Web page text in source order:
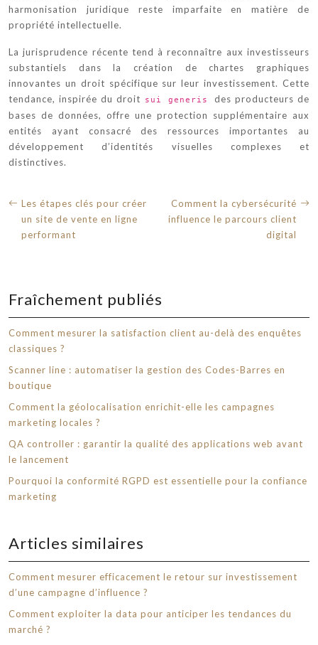
harmonisation juridique reste imparfaite en matière de
propriété intellectuelle.
La jurisprudence récente tend à reconnaître aux investisseurs
substantiels dans la création de chartes graphiques
innovantes un droit spécifique sur leur investissement. Cette
tendance, inspirée du droit sui generis des producteurs de
bases de données, offre une protection supplémentaire aux
entités ayant consacré des ressources importantes au
développement d’identités visuelles complexes et
distinctives.
Les étapes clés pour créer
un site de vente en ligne
performant
Comment la cybersécurité
influence le parcours client
digital
Fraîchement publiés
Comment mesurer la satisfaction client au-delà des enquêtes
classiques ?
Scanner line : automatiser la gestion des Codes-Barres en
boutique
Comment la géolocalisation enrichit-elle les campagnes
marketing locales ?
QA controller : garantir la qualité des applications web avant
le lancement
Pourquoi la conformité RGPD est essentielle pour la confiance
marketing
Articles similaires
Comment mesurer efficacement le retour sur investissement
d’une campagne d’influence ?
Comment exploiter la data pour anticiper les tendances du
marché ?